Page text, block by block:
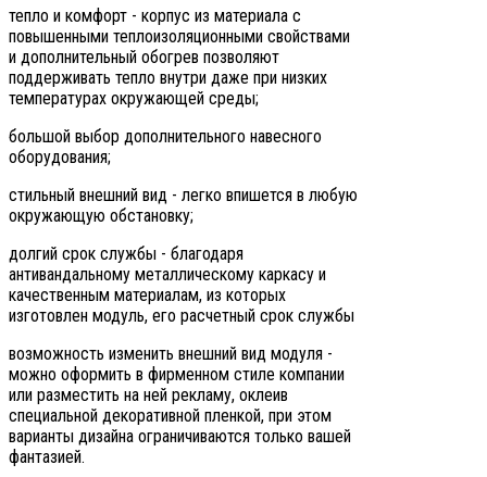
тепло и комфорт - корпус из материала с
повышенными теплоизоляционными свойствами
и дополнительный обогрев позволяют
поддерживать тепло внутри даже при низких
температурах окружающей среды;
большой выбор дополнительного навесного
оборудования;
стильный внешний вид - легко впишется в любую
окружающую обстановку;
долгий срок службы - благодаря
антивандальному металлическому каркасу и
качественным материалам, из которых
изготовлен модуль, его расчетный срок службы
возможность изменить внешний вид модуля -
можно оформить в фирменном стиле компании
или разместить на ней рекламу, оклеив
специальной декоративной пленкой, при этом
варианты дизайна ограничиваются только вашей
фантазией.